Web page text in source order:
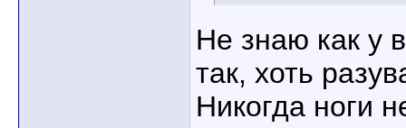
Не знаю как у
так, хоть
Никогда ноги